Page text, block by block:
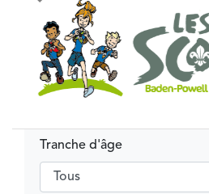
Précédent
Tranche d'âge